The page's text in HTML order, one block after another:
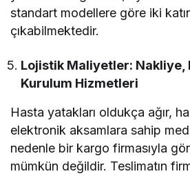
standart modellere göre iki
çıkabilmektedir.
Lojistik Maliyetler: Nakliye,
Kurulum Hizmetleri
Hasta yatakları oldukça ağır,
elektronik aksamlara sahip
nedenle bir kargo firmasıyla
mümkün değildir. Teslimatın